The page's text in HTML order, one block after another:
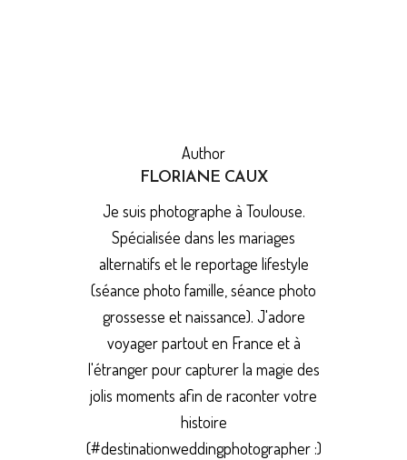
Author
FLORIANE CAUX
Je suis photographe à Toulouse.
Spécialisée dans les mariages
alternatifs et le reportage lifestyle
(séance photo famille, séance photo
grossesse et naissance). J'adore
voyager partout en France et à
l'étranger pour capturer la magie des
jolis moments afin de raconter votre
histoire
(#destinationweddingphotographer :)